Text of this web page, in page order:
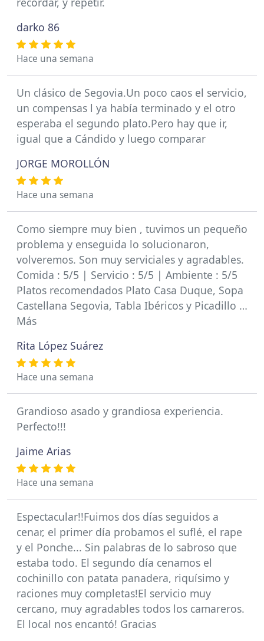
darko 86
Hace una semana
Un clásico de Segovia.Un poco caos el servicio,
un compensas l ya había terminado y el otro
esperaba el segundo plato.Pero hay que ir,
igual que a Cándido y luego comparar
JORGE MOROLLÓN
Hace una semana
Como siempre muy bien , tuvimos un pequeño
problema y enseguida lo solucionaron,
volveremos. Son muy serviciales y agradables.
Comida : 5/5 | Servicio : 5/5 | Ambiente : 5/5
Platos recomendados Plato Casa Duque, Sopa
Castellana Segovia, Tabla Ibéricos y Picadillo …
Más
Rita López Suárez
Hace una semana
Grandioso asado y grandiosa experiencia.
Perfecto!!!
Jaime Arias
Hace una semana
Espectacular!!Fuimos dos días seguidos a
cenar, el primer día probamos el suflé, el rape
y el Ponche... Sin palabras de lo sabroso que
estaba todo. El segundo día cenamos el
cochinillo con patata panadera, riquísimo y
raciones muy completas!El servicio muy
cercano, muy agradables todos los camareros.
El local nos encantó! Gracias